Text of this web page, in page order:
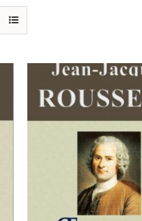
AJOUTER AU PANIER
DÉTAILS